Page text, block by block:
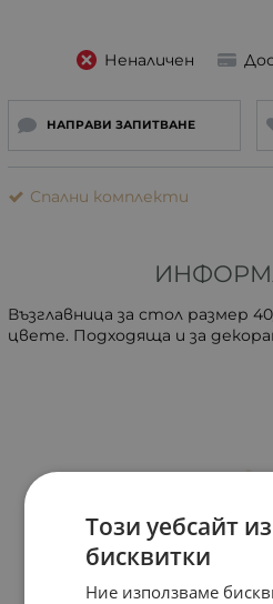
Неналичен
НАПРАВИ ЗАПИТВАНЕ
Спални комплекти
Възглавница за стол размер 4
цвете. Подходяща и за
Този уебсайт
бисквитки
Ние използваме